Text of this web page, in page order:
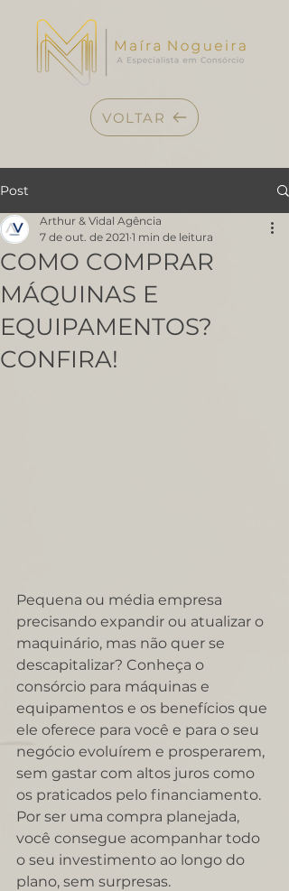
Post
COMO COMPRAR
MÁQUINAS E
EQUIPAMENTOS?
CONFIRA!
Arthur & Vidal Agência
7 de out. de 2021 1 min de leitura
Pequena ou média empresa
precisando expandir ou atualizar o
maquinário, mas não quer se
descapitalizar? Conheça o
consórcio para máquinas e
equipamentos e os benefícios que
ele oferece para você e para o seu
negócio evoluírem e prosperarem,
sem gastar com altos juros como
os praticados pelo financiamento.
Por ser uma compra planejada,
você consegue acompanhar todo
o seu investimento ao longo do
plano, sem surpresas.
VOLTAR